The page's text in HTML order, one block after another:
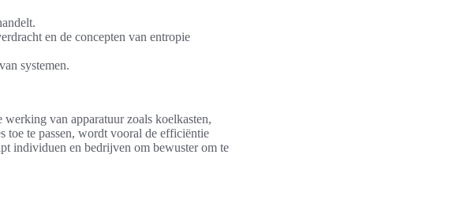
en de concepten van entropie
systemen.
van apparatuur zoals koelkasten,
toe te passen, wordt vooral de efficiëntie
individuen en bedrijven om bewuster om te